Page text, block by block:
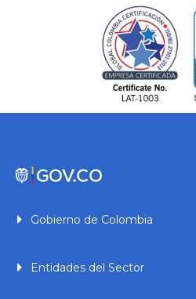
Gobierno de Colombia
Entidades del Sector